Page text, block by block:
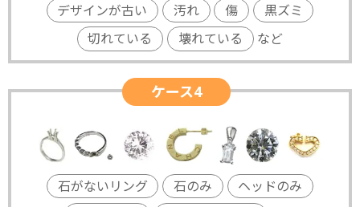
デザインが古い 汚れ 傷
黒ズミ
切れている
壊れている など
ケース4
石がないリング 石のみ
ヘッドのみ